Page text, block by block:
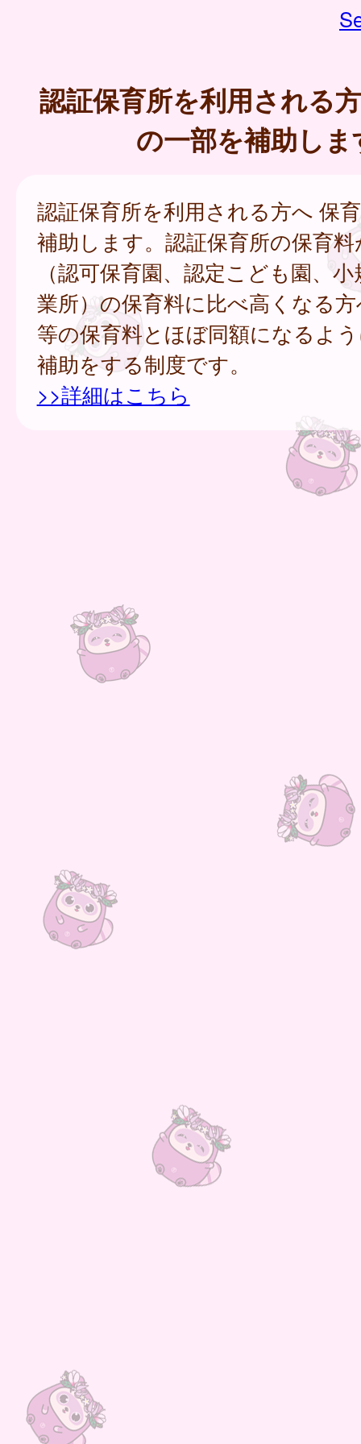
認証保育所を利用される
の一部を補助しま
認証保育所を利用される方へ 保
補助します。認証保育所の保育
（認可保育園、認定こども園、
業所）の保育料に比べ高くなる
等の保育料とほぼ同額になるよ
補助をする制度です。
>>詳細はこちら